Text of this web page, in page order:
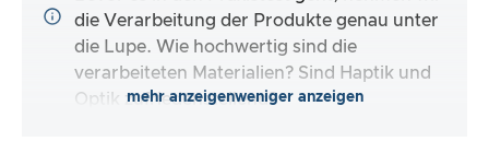
die Verarbeitung der Produkte genau unter
die Lupe. Wie hochwertig sind die
verarbeiteten Materialien? Sind Haptik und
Optik zufriedenstellend?
mehr anzeigenweniger anzeigen